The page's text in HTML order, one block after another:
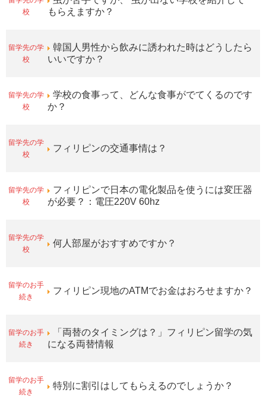
校
もらえますか？
留学先の学
校
韓国人男性から飲みに誘われた時はどうしたら
いいですか？
留学先の学
校
学校の食事って、どんな食事がでてくるのです
か？
留学先の学
校
フィリピンの交通事情は？
留学先の学
校
フィリピンで日本の電化製品を使うには変圧器
が必要？：電圧220V 60hz
留学先の学
校
何人部屋がおすすめですか？
留学のお手
続き
フィリピン現地のATMでお金はおろせますか？
留学のお手
続き
「両替のタイミングは？」フィリピン留学の気
になる両替情報
留学のお手
続き
特別に割引はしてもらえるのでしょうか？